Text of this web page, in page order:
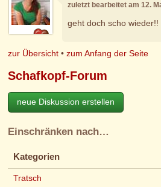
zuletzt bearbeitet am 12.
geht doch scho wieder!!
zur Übersicht •zum Anfang der Seite
Schafkopf-Forum
neue Diskussion erstellen
Einschränken nach…
Kategorien
Tratsch